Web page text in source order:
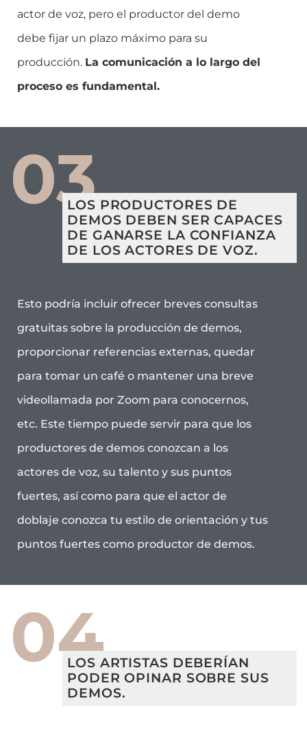
actor de voz, pero el productor del demo
debe fijar un plazo máximo para su
producción. La comunicación a lo largo del
proceso es fundamental.
03LOS PRODUCTORES DE
DEMOS DEBEN SER CAPACES
DE GANARSE LA CONFIANZA
DE LOS ACTORES DE VOZ.
Esto podría incluir ofrecer breves consultas
gratuitas sobre la producción de demos,
proporcionar referencias externas, quedar
para tomar un café o mantener una breve
videollamada por Zoom para conocernos,
etc. Este tiempo puede servir para que los
productores de demos conozcan a los
actores de voz, su talento y sus puntos
fuertes, así como para que el actor de
doblaje conozca tu estilo de orientación y tus
puntos fuertes como productor de demos.
04LOS ARTISTAS DEBERÍAN
PODER OPINAR SOBRE SUS
DEMOS.